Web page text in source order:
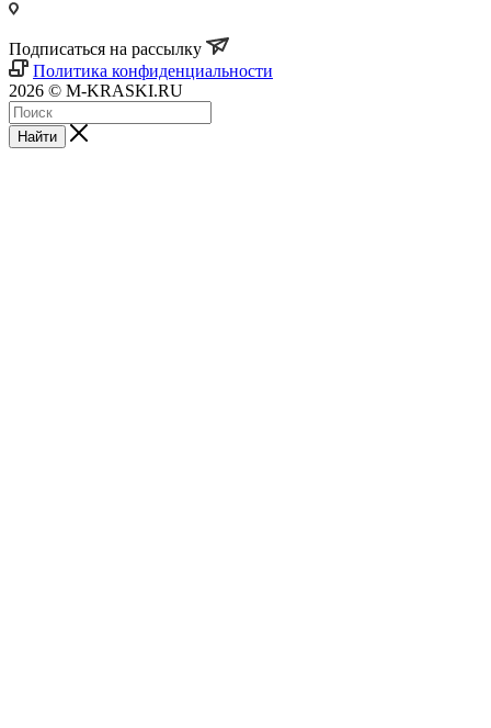
Подписаться на рассылку
Политика конфиденциальности
2026 © M-KRASKI.RU
Найти